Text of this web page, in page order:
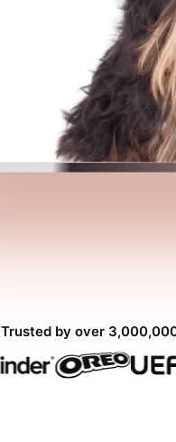
Trusted by over